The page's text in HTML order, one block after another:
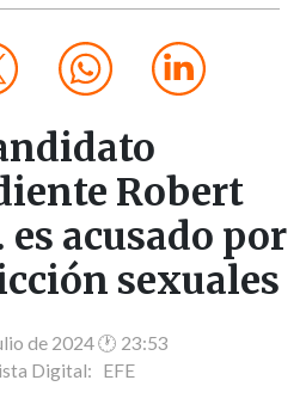
Robert
es acusado por
sexuales
de 2024 🕐 23:53
Digital: EFE